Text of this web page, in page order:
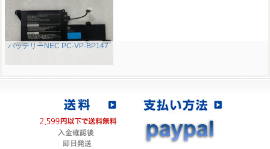
バッテリーNEC PC-VP-BP147